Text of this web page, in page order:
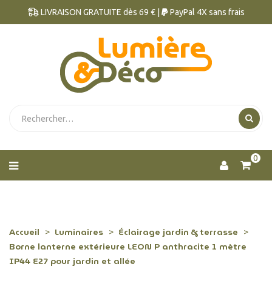
LIVRAISON GRATUITE dès 69 € | PayPal 4X sans frais
0
Accueil Luminaires
Éclairage jardin & terrasse
Borne lanterne extérieure LEON P anthracite 1 mètre
IP44 E27 pour jardin et allée